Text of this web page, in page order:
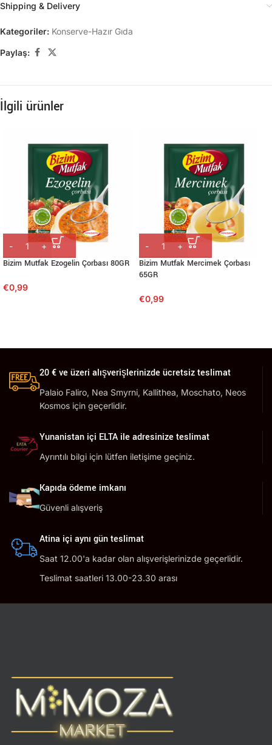
Shipping & Delivery
Kategoriler: Konserve-Hazır Gıda
Paylaş:
İlgili ürünler
Bizim Mutfak Ezogelin Çorbası 80GR
€0,99
Bizim Mutfak Mercimek Çorbası
65GR
€0,99
20 € ve üzeri alışverişlerinizde ücretsiz teslimat
Palaio Faliro, Nea Smyrni, Kallithea, Moschato, Neos
Kosmos için geçerlidir.
Yunanistan içi ELTA ile adresinize teslimat
Ayrıntılı bilgi için lütfen iletişime geçiniz.
Kapıda ödeme imkanı
Güvenli alışveriş
Atina içi aynı gün teslimat
Saat 12.00'a kadar olan alışverişlerinizde geçerlidir.
Teslimat saatleri 13.00-23.30 arası